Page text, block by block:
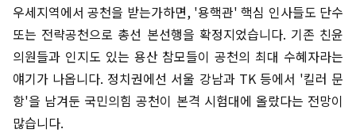
우세지역에서 공천을 받는가하면, '용핵관' 핵심 인사들도 단수
또는 전략공천으로 총선 본선행을 확정지었습니다. 기존 친윤
의원들과 인지도 있는 용산 참모들이 공천의 최대 수혜자라는
얘기가 나옵니다. 정치권에선 서울 강남과 TK 등에서 '킬러 문
항'을 남겨둔 국민의힘 공천이 본격 시험대에 올랐다는 전망이
많습니다.